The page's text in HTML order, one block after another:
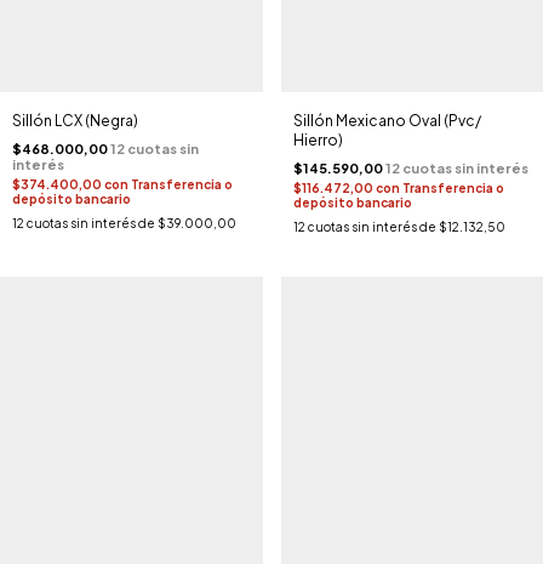
Sillón LCX (Negra)
$468.000,00
$374.400,00 con Transferencia o
depósito bancario
12 cuotas sin interés de $39.000,00
Sillón Mexicano Oval (Pvc/
Hierro)
$145.590,00
$116.472,00 con Transferencia o
depósito bancario
12 cuotas sin interés de $12.132,50